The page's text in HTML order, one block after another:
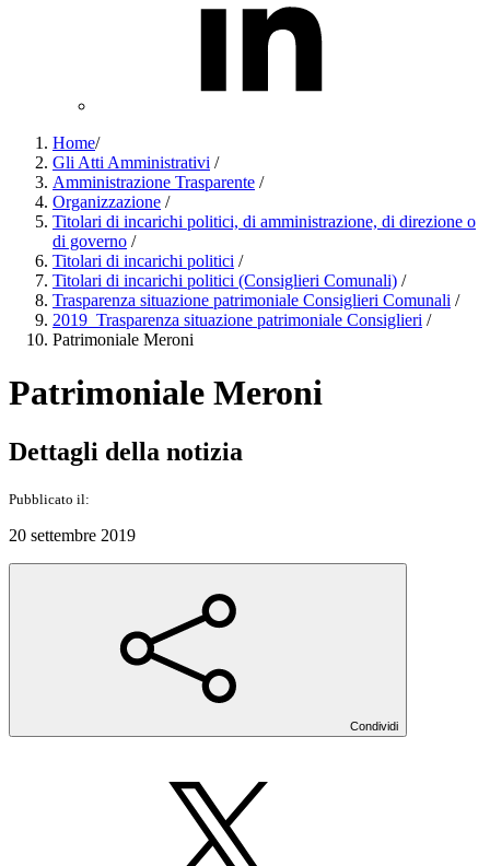
Home/
Gli Atti Amministrativi /
Amministrazione Trasparente /
Organizzazione /
Titolari di incarichi politici, di amministrazione, di direzione o
di governo /
Titolari di incarichi politici /
Titolari di incarichi politici (Consiglieri Comunali) /
Trasparenza situazione patrimoniale Consiglieri Comunali /
2019_Trasparenza situazione patrimoniale Consiglieri /
Patrimoniale Meroni
Patrimoniale Meroni
Dettagli della notizia
Pubblicato il:
20 settembre 2019
Condividi